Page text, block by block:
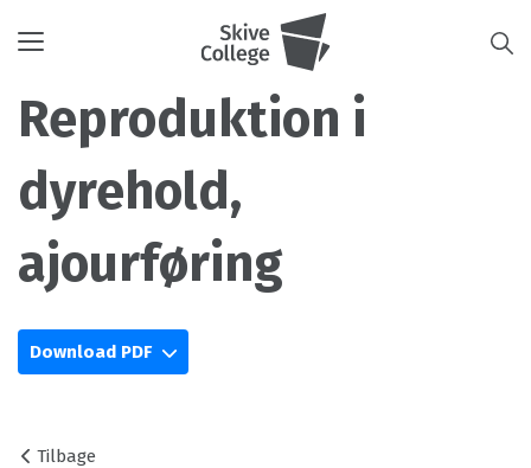
Toggle
Reproduktion i
dyrehold,
ajourføring
Download PDF
Tilbage